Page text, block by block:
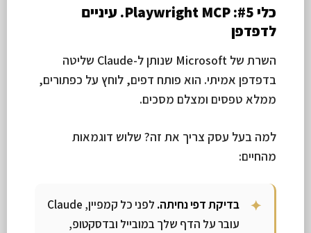
כלי #5: Playwright MCP. עיניים
לדפדפן
השרת של Microsoft שנותן ל-Claude שליטה
בדפדפן אמיתי. הוא פותח דפים, לוחץ על כפתורים,
ממלא טפסים ומצלם מסכים.
למה בעל עסק צריך את זה? שלוש דוגמאות
מהחיים:
בדיקת דפי נחיתה.
לפני כל קמפיין, Claude
עובר על הדף שלך במובייל ובדסקטופ,